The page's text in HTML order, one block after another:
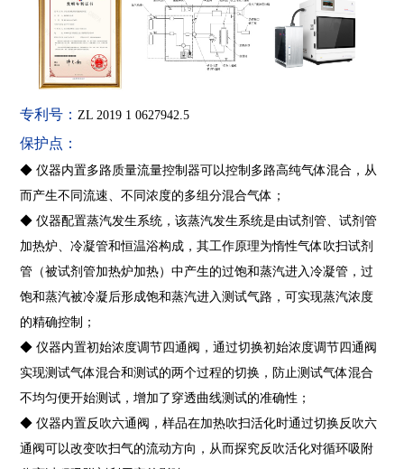
专利号： ZL 2019 1 0627942.5
保护点：
◆ 仪器内置多路质量流量控制器可以控制多路高纯气体混合，从
而产生不同流速、不同浓度的多组分混合气体；
◆ 仪器配置蒸汽发生系统，该蒸汽发生系统是由试剂管、试剂管
加热炉、冷凝管和恒温浴构成，其工作原理为惰性气体吹扫试剂
管（被试剂管加热炉加热）中产生的过饱和蒸汽进入冷凝管，过
饱和蒸汽被冷凝后形成饱和蒸汽进入测试气路，可实现蒸汽浓度
的精确控制；
◆ 仪器内置初始浓度调节四通阀，通过切换初始浓度调节四通阀
实现测试气体混合和测试的两个过程的切换，防止测试气体混合
不均匀便开始测试，增加了穿透曲线测试的准确性；
◆ 仪器内置反吹六通阀，样品在加热吹扫活化时通过切换反吹六
通阀可以改变吹扫气的流动方向，从而探究反吹活化对循环吸附